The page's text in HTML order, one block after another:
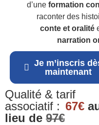
d’une formation
raconter des
conte et oralité
narration
Je m’inscris
maintenant
Qualité & tarif
associatif : 67€
lieu de 97€